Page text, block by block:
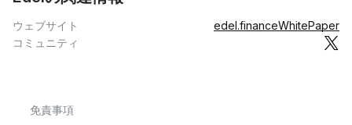
ウェブサイト edel.financeWhitePaper
コミュニティ
免責事項